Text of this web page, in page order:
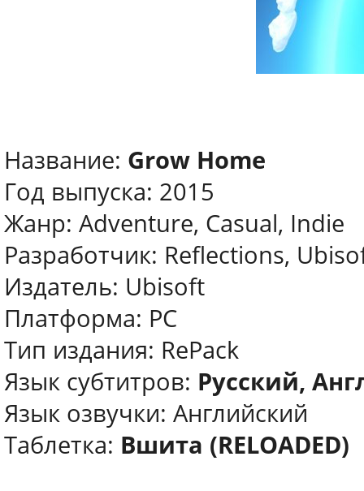
Название: Grow Home
Год выпуска: 2015
Жанр: Adventure, Casual, Indie
Разработчик: Reflections,
Издатель: Ubisoft
Платформа: PC
Тип издания: RePack
Язык субтитров: Русский,
Язык озвучки: Английский
Таблетка: Вшита (RELOADED)